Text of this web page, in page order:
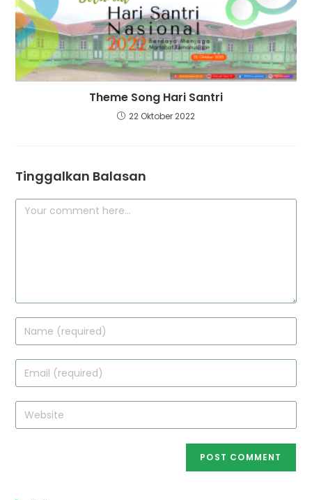
Theme Song Hari Santri
22 Oktober 2022
Tinggalkan Balasan